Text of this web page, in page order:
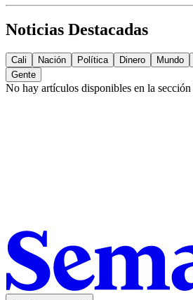
Noticias Destacadas
Cali Nación Política Dinero Mundo
Gente
No hay artículos disponibles en la sección